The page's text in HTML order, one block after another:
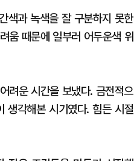
색과 녹색을 잘 구분하지 못한
움 때문에 일부러 어두운색 위
려운 시간을 보냈다. 금전적으
생각해본 시기였다. 힘든 시절